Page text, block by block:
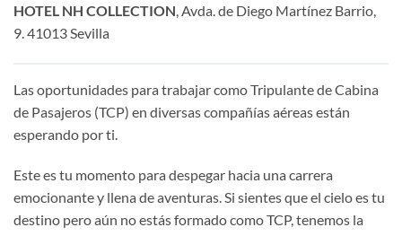
HOTEL NH COLLECTION, Avda. de Diego Martínez Barrio,
9. 41013 Sevilla
Las oportunidades para trabajar como Tripulante de Cabina
de Pasajeros (TCP) en diversas compañías aéreas están
esperando por ti.
Este es tu momento para despegar hacia una carrera
emocionante y llena de aventuras. Si sientes que el cielo es tu
destino pero aún no estás formado como TCP, tenemos la